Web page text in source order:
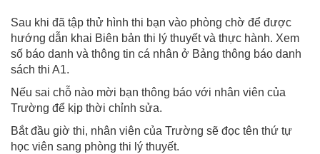
Sau khi đã tập thử hình thi bạn vào phòng chờ để được
hướng dẫn khai Biên bản thi lý thuyết và thực hành. Xem
số báo danh và thông tin cá nhân ở Bảng thông báo danh
sách thi A1.
Nếu sai chỗ nào mời bạn thông báo với nhân viên của
Trường để kịp thời chỉnh sửa.
Bắt đầu giờ thi, nhân viên của Trường sẽ đọc tên thứ tự
học viên sang phòng thi lý thuyết.